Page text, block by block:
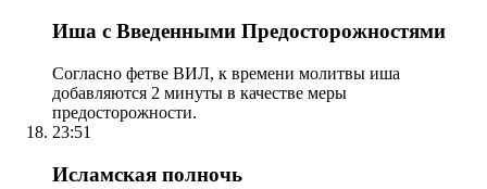
Иша с Введенными Предосторожностями
Согласно фетве ВИЛ, к времени молитвы иша
добавляются 2 минуты в качестве меры
предосторожности.
23:51
Исламская полночь